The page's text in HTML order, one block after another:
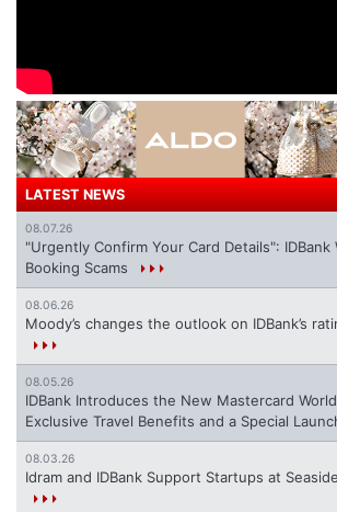
LATEST NEWS
08.07.26
"Urgently Confirm Your Card Details": IDBank
Booking Scams
08.06.26
Moody’s changes the outlook on IDBank’s
08.05.26
IDBank Introduces the New Mastercard
Exclusive Travel Benefits and a Special
08.03.26
Idram and IDBank Support Startups at